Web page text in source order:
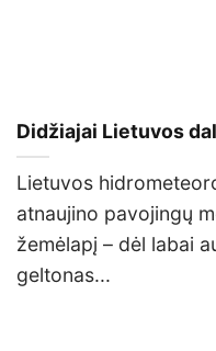
Didžiajai Lietuvos
Lietuvos
atnaujino pavojingų
žemėlapį – dėl labai
geltonas...